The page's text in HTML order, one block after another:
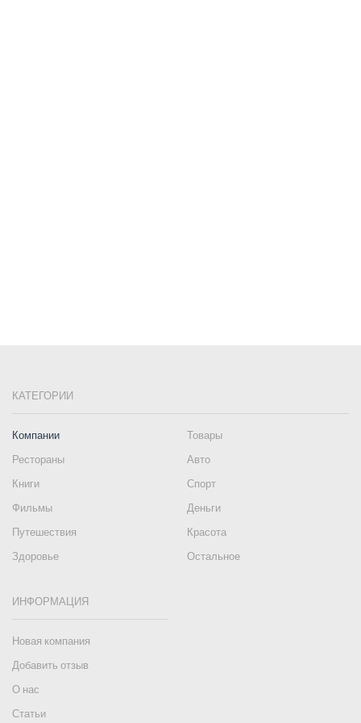
КАТЕГОРИИ
Компании
Товары
Рестораны
Авто
Книги
Спорт
Фильмы
Деньги
Путешествия
Красота
Здоровье
Остальное
ИНФОРМАЦИЯ
Новая компания
Добавить отзыв
О нас
Статьи